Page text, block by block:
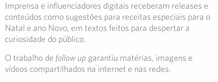
Imprensa e influenciadores digitais receberam releases e
conteúdos como sugestões para receitas especiais para o
Natal e ano Novo, em textos feitos para despertar a
curiosidade do público.
O trabalho de follow up garantiu matérias, imagens e
vídeos compartilhados na internet e nas redes.